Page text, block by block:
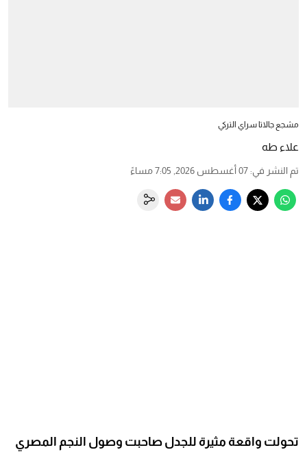
مشجع جالاتا سراي التركي
علاء طه
تم النشر في: 07 أغسطس 2026, 7:05 مساءً
تحولت واقعة مثيرة للجدل صاحبت وصول النجم المصري